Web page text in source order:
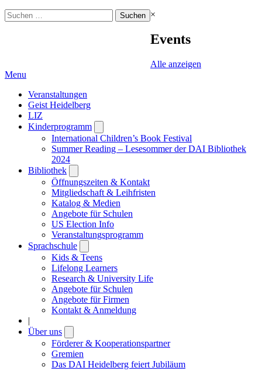
Suchen
nach:
×
Events
Alle anzeigen
Menu
Veranstaltungen
Geist Heidelberg
LIZ
Kinderprogramm
submenu
International Children’s Book Festival
Summer Reading – Lesesommer der DAI Bibliothek
2024
Bibliothek
submenu
Öffnungszeiten & Kontakt
Mitgliedschaft & Leihfristen
Katalog & Medien
Angebote für Schulen
US Election Info
Veranstaltungsprogramm
Sprachschule
submenu
Kids & Teens
Lifelong Learners
Research & University Life
Angebote für Schulen
Angebote für Firmen
Kontakt & Anmeldung
|
Über uns
submenu
Förderer & Kooperationspartner
Gremien
Das DAI Heidelberg feiert Jubiläum